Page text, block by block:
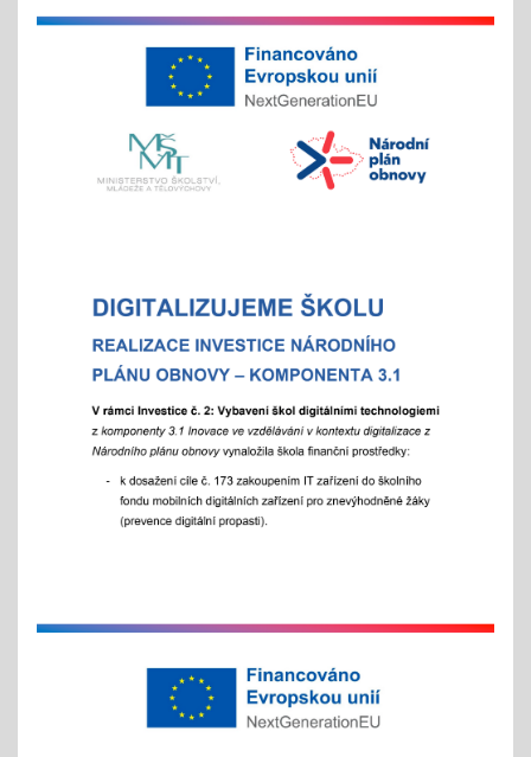
Chystáte se k zápisu?
nabízíme individuální prohlídky školy
"Každý jinak, ale všichni se těšíme"
25.11.2025
celoškolní slavnostní akce
25. 11. 2025
na jaře si potom vyberou žáci 2. st. odměnu/
volný vstup s programem
4x - od 11. do 20. 11.